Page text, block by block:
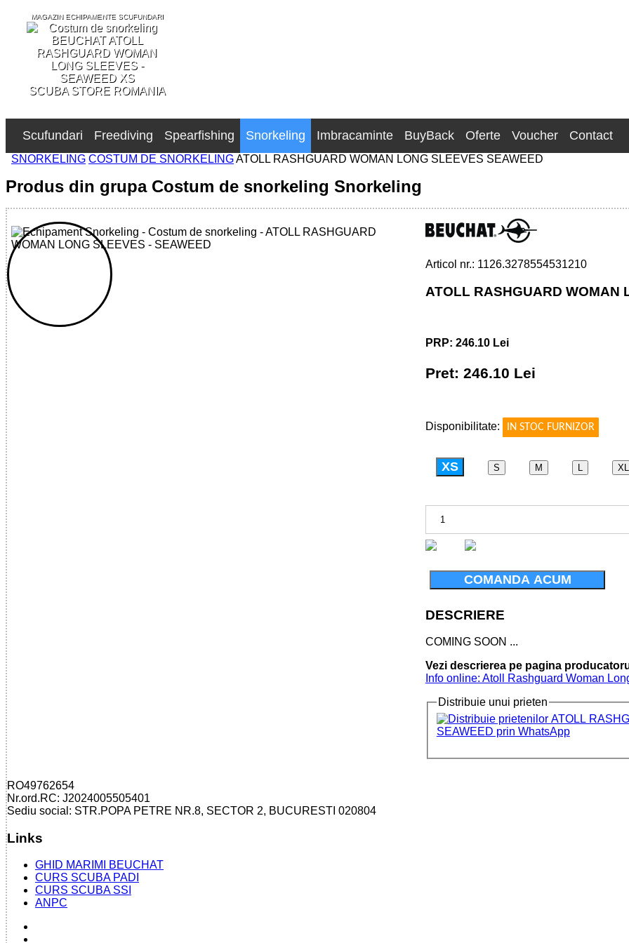
MAGAZIN ECHIPAMENTE SCUFUNDARI
SCUBA STORE ROMANIA
Scufundari Freediving Spearfishing Snorkeling Imbracaminte BuyBack Oferte Voucher Contact
SNORKELING COSTUM DE SNORKELINGATOLL RASHGUARD WOMAN LONG SLEEVES SEAWEED
Produs din grupa Costum de snorkeling Snorkeling
32785545312 - ATOLL RASHGUARD WOMAN LONG SLEEVES - SEAWEED
Articol nr.: 1126.3278554531210
ATOLL RASHGUARD WOMAN
PRP: 246.10 Lei
Pret: 246.10 Lei
Disponibilitate:
IN STOC FURNIZOR
XS S M L XL
COMANDA ACUM
DESCRIERE
COMING SOON ...
Vezi descrierea pe pagina
Info online: Atoll Rashguard Woman
Distribuie unui prieten
RO49762654
Nr.ord.RC: J2024005505401
Sediu social: STR.POPA PETRE NR.8, SECTOR 2, BUCURESTI 020804
Links
GHID MARIMI BEUCHAT
CURS SCUBA PADI
CURS SCUBA SSI
ANPC